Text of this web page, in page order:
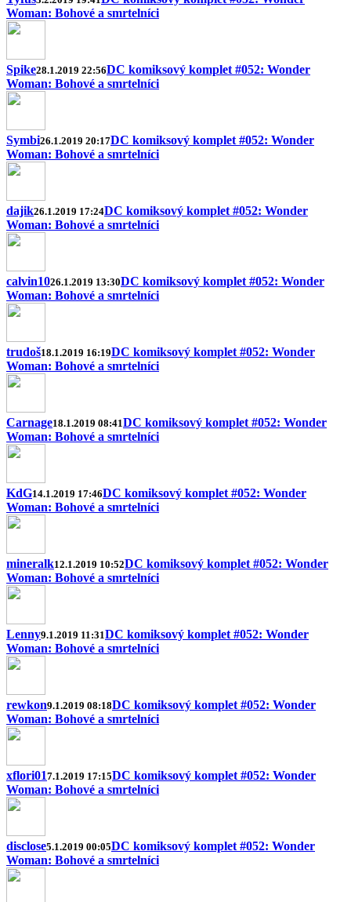
Woman: Bohové a smrtelníci
Spike28.1.2019 22:56DC komiksový komplet #052: Wonder
Woman: Bohové a smrtelníci
Symbi26.1.2019 20:17DC komiksový komplet #052: Wonder
Woman: Bohové a smrtelníci
dajik26.1.2019 17:24DC komiksový komplet #052: Wonder
Woman: Bohové a smrtelníci
calvin1026.1.2019 13:30DC komiksový komplet #052: Wonder
Woman: Bohové a smrtelníci
trudoš18.1.2019 16:19DC komiksový komplet #052: Wonder
Woman: Bohové a smrtelníci
Carnage18.1.2019 08:41DC komiksový komplet #052: Wonder
Woman: Bohové a smrtelníci
KdG14.1.2019 17:46DC komiksový komplet #052: Wonder
Woman: Bohové a smrtelníci
mineralk12.1.2019 10:52DC komiksový komplet #052: Wonder
Woman: Bohové a smrtelníci
Lenny9.1.2019 11:31DC komiksový komplet #052: Wonder
Woman: Bohové a smrtelníci
rewkon9.1.2019 08:18DC komiksový komplet #052: Wonder
Woman: Bohové a smrtelníci
xflori017.1.2019 17:15DC komiksový komplet #052: Wonder
Woman: Bohové a smrtelníci
disclose5.1.2019 00:05DC komiksový komplet #052: Wonder
Woman: Bohové a smrtelníci